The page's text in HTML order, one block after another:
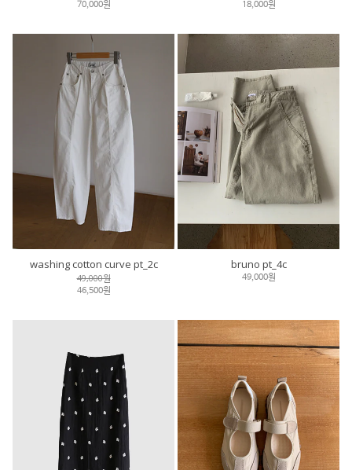
70,000원 18,000원
washing cotton curve pt_2c
49,000원
46,500원
bruno pt_4c
49,000원